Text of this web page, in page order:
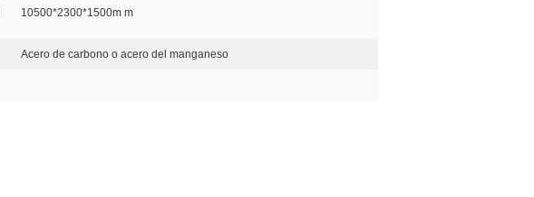
10500*2300*1500m m
Acero de carbono o acero del manganeso